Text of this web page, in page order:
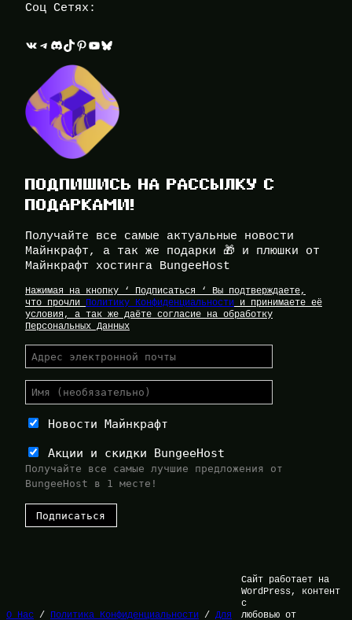
Соц Сетях:
ВКонтакте Telegram Discord TikTok Pinterest YouTube Bluesky
ПОДПИШИСЬ НА РАССЫЛКУ С
ПОДАРКАМИ!
Получайте все самые актуальные новости
Майнкрафт, а так же подарки 🎁 и плюшки от
Майнкрафт хостинга BungeeHost
Нажимая на кнопку ‘ Подписаться ‘ Вы подтверждаете,
что прочли Политику Конфиденциальности и принимаете её
условия, а так же даёте согласие на обработку
Персональных Данных
Новости Майнкрафт
Акции и скидки BungeeHost
Получайте все самые лучшие предложения от
BungeeHost в 1 месте!
О Нас / Политика Конфиденциальности / Для
Сайт работает на
WordPress, контент
с
любовью от